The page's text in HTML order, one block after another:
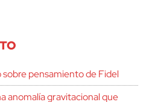
pensamiento de Fidel
anomalía gravitacional que